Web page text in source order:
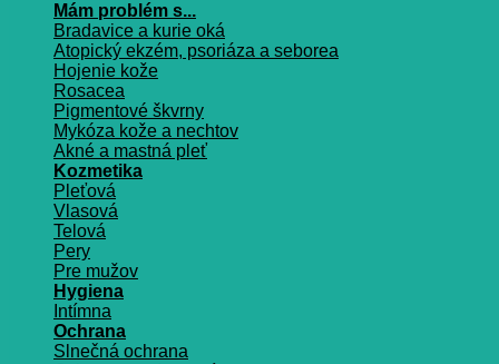
Mám problém s...
Bradavice a kurie oká
Atopický ekzém, psoriáza a seborea
Hojenie kože
Rosacea
Pigmentové škvrny
Mykóza kože a nechtov
Akné a mastná pleť
Kozmetika
Pleťová
Vlasová
Telová
Pery
Pre mužov
Hygiena
Intímna
Ochrana
Slnečná ochrana